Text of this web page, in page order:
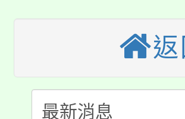
程，歡迎學生
心理、諮商
系所師生報名
縣市「校園短
門員」簡章
踴躍報名參加
桃園市115學
「桃園市補
展演活動實施
115年度「教
義教育推展貢
「2026 ART